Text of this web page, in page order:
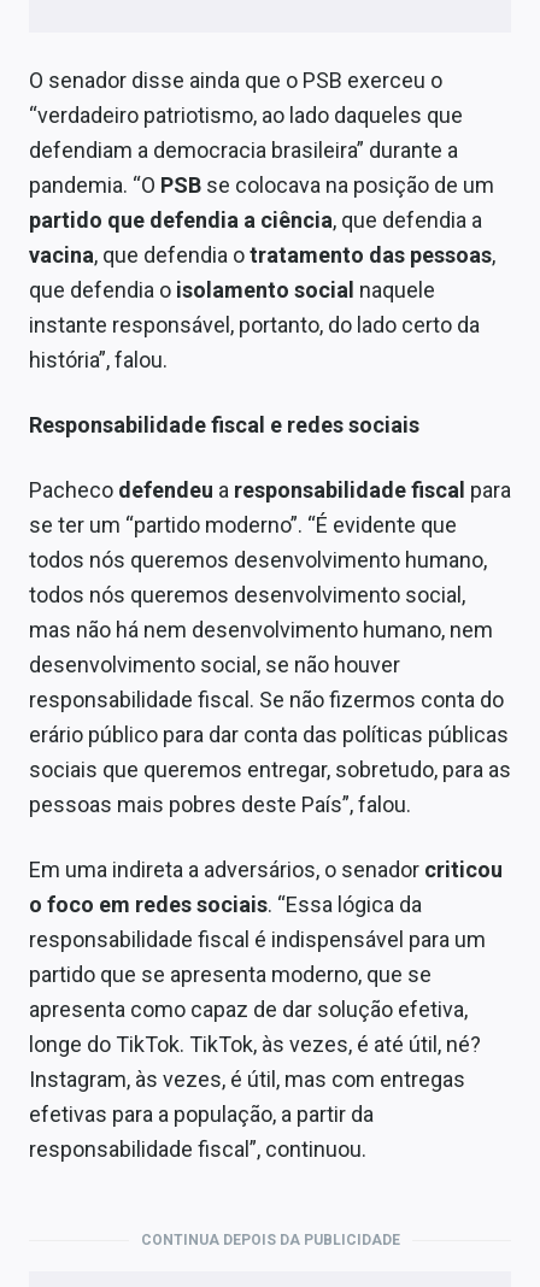
O senador disse ainda que o PSB exerceu o
“verdadeiro patriotismo, ao lado daqueles que
defendiam a democracia brasileira” durante a
pandemia. “O PSB se colocava na posição de um
partido que defendia a ciência, que defendia a
vacina, que defendia otratamento das pessoas,
que defendia o isolamento social naquele
instante responsável, portanto, do lado certo da
história”, falou.
Responsabilidade fiscal e redes sociais
Pacheco defendeu a responsabilidade fiscal para
se ter um “partido moderno”. “É evidente que
todos nós queremos desenvolvimento humano,
todos nós queremos desenvolvimento social,
mas não há nem desenvolvimento humano, nem
desenvolvimento social, se não houver
responsabilidade fiscal. Se não fizermos conta do
erário público para dar conta das políticas públicas
sociais que queremos entregar, sobretudo, para as
pessoas mais pobres deste País”, falou.
Em uma indireta a adversários, o senador criticou
o foco em redes sociais. “Essa lógica da
responsabilidade fiscal é indispensável para um
partido que se apresenta moderno, que se
apresenta como capaz de dar solução efetiva,
longe do TikTok. TikTok, às vezes, é até útil, né?
Instagram, às vezes, é útil, mas com entregas
efetivas para a população, a partir da
responsabilidade fiscal”, continuou.
CONTINUA DEPOIS DA PUBLICIDADE